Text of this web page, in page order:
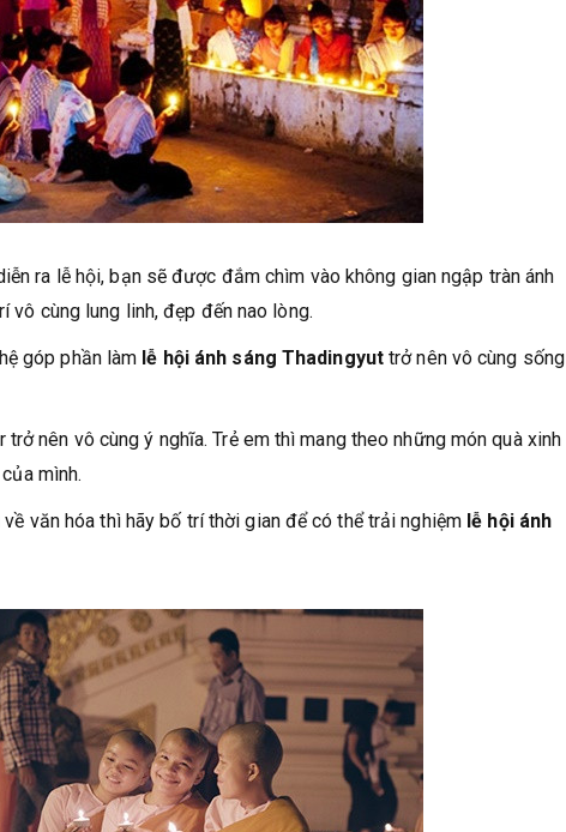
ra lễ hội, bạn sẽ được đắm chìm vào không gian ngập tràn ánh
cùng lung linh, đẹp đến nao lòng.
góp phần làm lễ hội ánh sáng Thadingyuttrở nên vô cùng sống
nên vô cùng ý nghĩa. Trẻ em thì mang theo những món quà xinh
mình.
văn hóa thì hãy bố trí thời gian để có thể trải nghiệm lễ hội ánh